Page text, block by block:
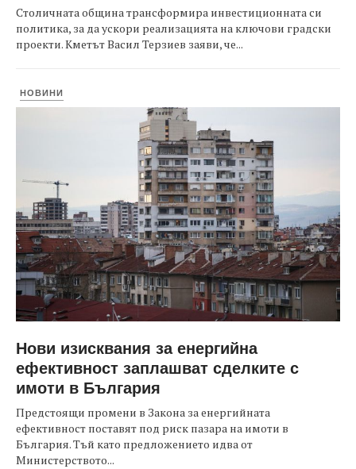
Столичната община трансформира инвестиционната си
политика, за да ускори реализацията на ключови градски
проекти. Кметът Васил Терзиев заяви, че...
НОВИНИ
Нови изисквания за енергийна
ефективност заплашват сделките с
имоти в България
Предстоящи промени в Закона за енергийната
ефективност поставят под риск пазара на имоти в
България. Тъй като предложението идва от
Министерството...